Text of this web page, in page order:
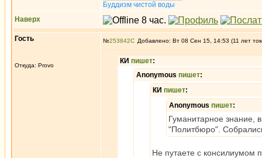
Буддизм чистой воды
Наверх
Гость
Откуда: Provo
№253842 Добавлено: Вт 08 Сен 15, 14:53 (11 лет
КИ пишет:
Anonymous пишет:
КИ пишет:
Anonymous пишет:
Гуманитарное знание,
"Политбюро".
Не путаете с консилиумом